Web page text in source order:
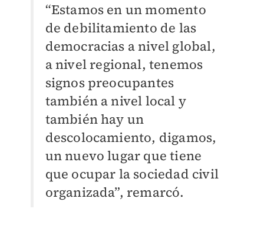
“Estamos en un momento
de debilitamiento de las
democracias a nivel global,
a nivel regional, tenemos
signos preocupantes
también a nivel local y
también hay un
descolocamiento, digamos,
un nuevo lugar que tiene
que ocupar la sociedad civil
organizada”, remarcó.